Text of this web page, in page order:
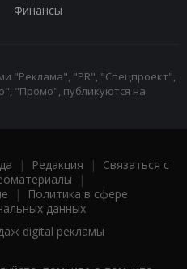
Финансы
"Реклама", "PR", "Спецпроект",
"Промо", публикуются на
| Редакция | Связаться с
|
|
Политика в сфере
данных
digital рекламы